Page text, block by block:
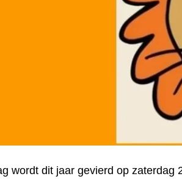
wordt dit jaar gevierd op